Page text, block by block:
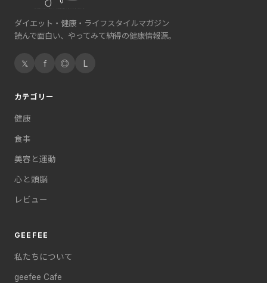
ダイエット・健康・ライフスタイルマガジン
読んで面白い、やってみて納得の健康情報源。
𝕏 f ◎ L
カテゴリー
健康
食事
美容と運動
心と頭脳
レビュー
GEEFEE
私たちについて
geefee Cafe